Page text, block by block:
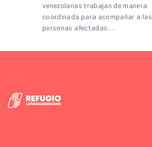
venezolanas trabajan de manera
coordinada para acompañar a las
personas afectadas.…